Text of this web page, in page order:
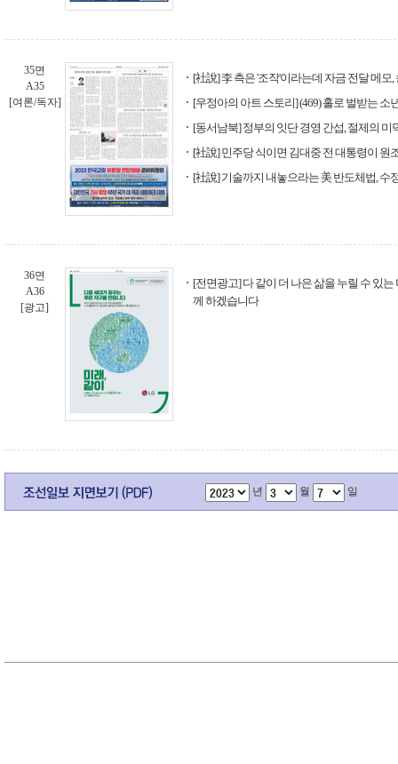
35면
A35
[여론/독자]
[社說] 李 측은 '조작'이라는데 자금 전달 메모
[우정아의 아트 스토리] (469) 홀로 벌받는 소
[동서남북] 정부의 잇단 경영 간섭, 절제의 미
[社說] 민주당 식이면 김대중 전 대통령이 원
[社說] 기술까지 내놓으라는 美 반도체법, 수
36면
A36
[광고]
[전면광고] 다 같이 더 나은 삶을 누릴 수 있
께 하겠습니다
년 월 일